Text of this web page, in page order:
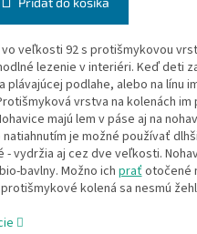
veľkosti 92 s protišmykovou
lezenie v interiéri. Keď deti
plávajúcej podlahe, alebo na línu
vrstva na kolenách im
majú lem v páse aj na
je možné používať
- vydržia aj cez dve veľkosti.
bavlny. Možno ich praťotočené
kolená sa nesmú